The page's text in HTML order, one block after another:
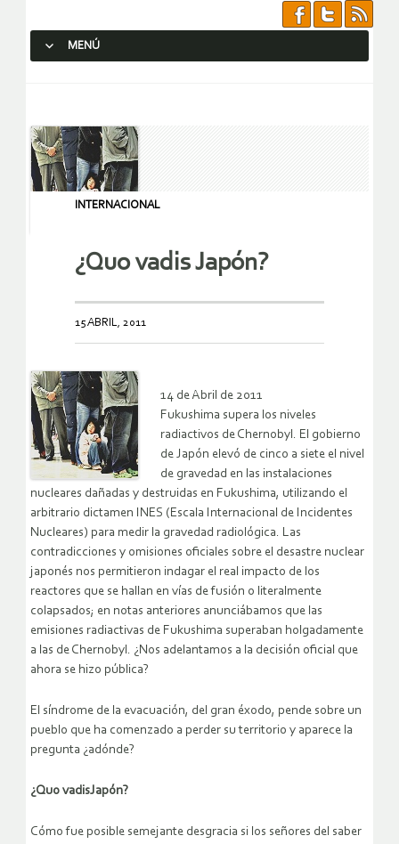
MENÚ
INTERNACIONAL
¿Quo vadis Japón?
15 ABRIL, 2011
14 de Abril de 2011
Fukushima supera los niveles
radiactivos de Chernobyl. El gobierno
de Japón elevó de cinco a siete el nivel
de gravedad en las instalaciones
nucleares dañadas y destruidas en Fukushima, utilizando el
arbitrario dictamen INES (Escala Internacional de Incidentes
Nucleares) para medir la gravedad radiológica. Las
contradicciones y omisiones oficiales sobre el desastre nuclear
japonés nos permitieron indagar el real impacto de los
reactores que se hallan en vías de fusión o literalmente
colapsados; en notas anteriores anunciábamos que las
emisiones radiactivas de Fukushima superaban holgadamente
a las de Chernobyl. ¿Nos adelantamos a la decisión oficial que
ahora se hizo pública?
El síndrome de la evacuación, del gran éxodo, pende sobre un
pueblo que ha comenzado a perder su territorio y aparece la
pregunta ¿adónde?
¿Quo vadisJapón?
Cómo fue posible semejante desgracia si los señores del saber